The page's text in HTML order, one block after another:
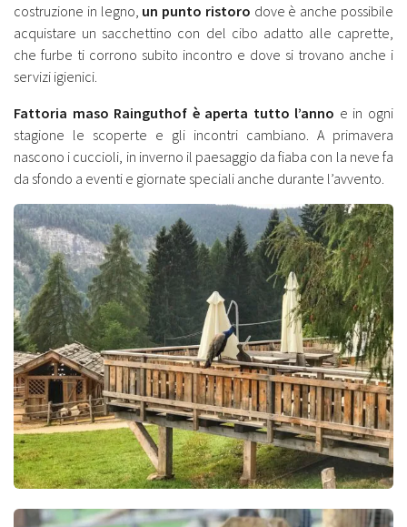
costruzione in legno, un punto ristoro dove è anche possibile
acquistare un sacchettino con del cibo adatto alle caprette,
che furbe ti corrono subito incontro e dove si trovano anche i
servizi igienici.
Fattoria maso Rainguthof è aperta tutto l’anno e in ogni
stagione le scoperte e gli incontri cambiano. A primavera
nascono i cuccioli, in inverno il paesaggio da fiaba con la neve fa
da sfondo a eventi e giornate speciali anche durante l’avvento.